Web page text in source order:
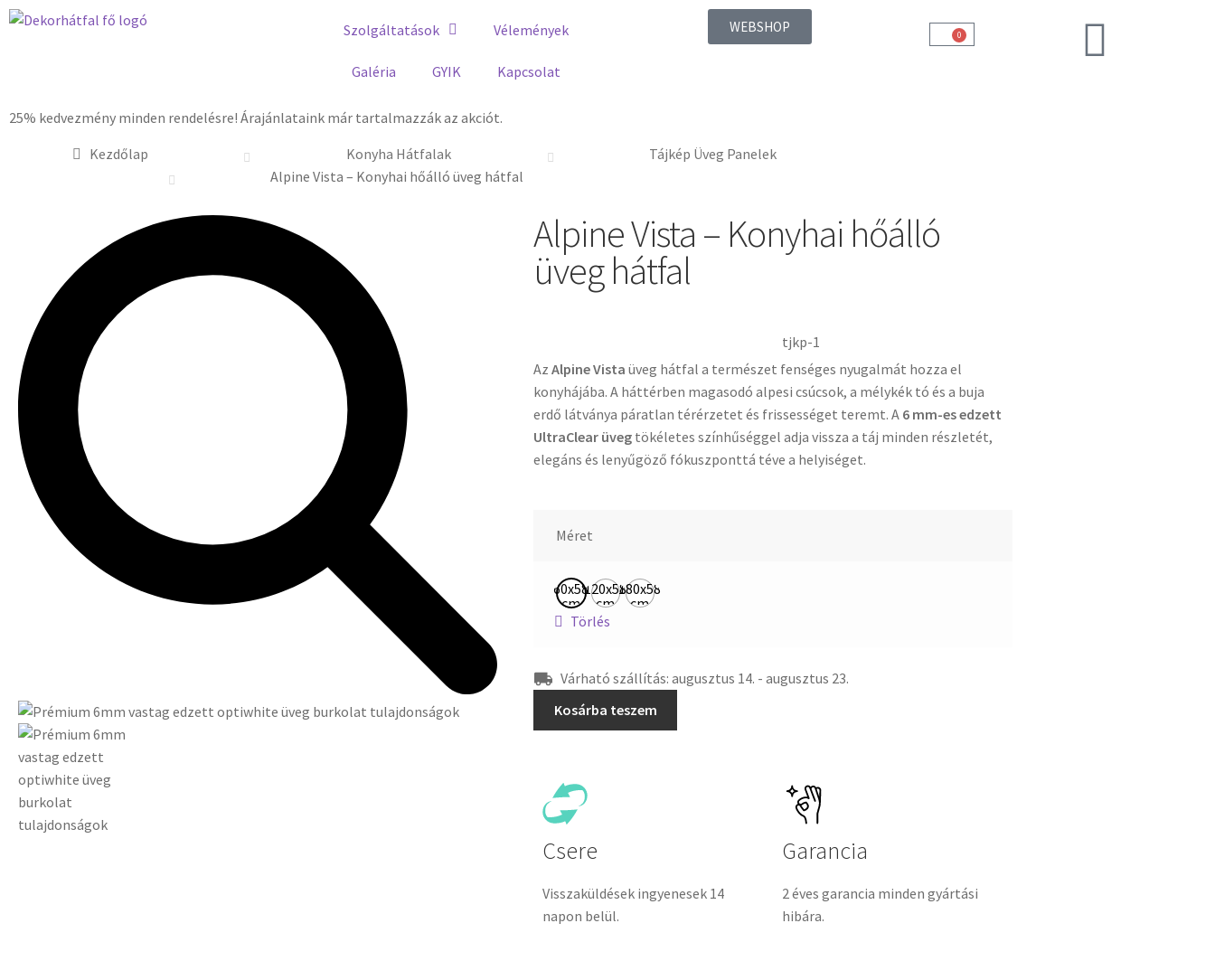
Szolgáltatások Vélemények
Galéria GYIK Kapcsolat
WEBSHOP 0
25% kedvezmény minden rendelésre! Árajánlataink már tartalmazzák az akciót.
Kezdőlap
Konyha Hátfalak
Tájkép Üveg Panelek
Alpine Vista – Konyhai hőálló üveg hátfal
Alpine Vista – Konyhai hőálló
üveg hátfal
tjkp-1
Az Alpine Vista üveg hátfal a természet fenséges nyugalmát hozza el
konyhájába. A háttérben magasodó alpesi csúcsok, a mélykék tó és a buja
erdő látványa páratlan térérzetet és frissességet teremt. A 6 mm-es edzett
UltraClear üveg tökéletes színhűséggel adja vissza a táj minden részletét,
elegáns és lenyűgöző fókuszponttá téve a helyiséget.
Méret
60x58
cm
120x58
cm
180x58
cm
Törlés
Várható szállítás: augusztus 14. - augusztus 23.
Kosárba teszem
Csere
Visszaküldések ingyenesek 14
napon belül.
Garancia
2 éves garancia minden gyártási
hibára.